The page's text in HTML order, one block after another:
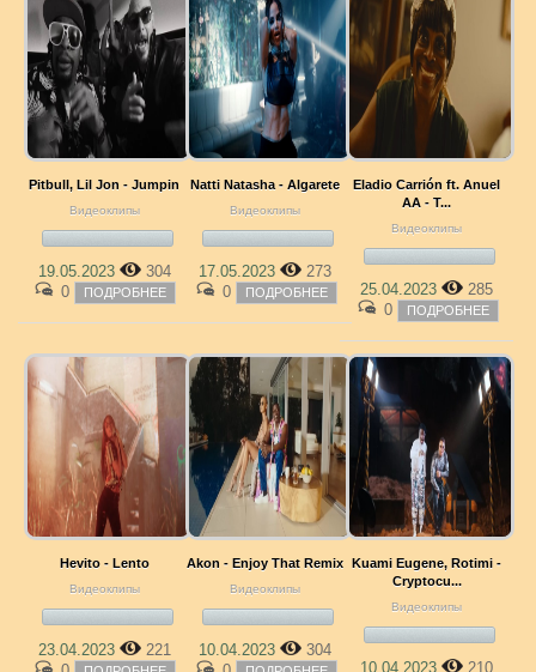
Pitbull, Lil Jon - Jumpin
Видеоклипы
19.05.2023
304
0
ПОДРОБНЕЕ
Natti Natasha - Algarete
Видеоклипы
17.05.2023
273
0
ПОДРОБНЕЕ
Eladio Carrión ft. Anuel
AA - T...
Видеоклипы
25.04.2023
285
0
ПОДРОБНЕЕ
Hevito - Lento
Видеоклипы
23.04.2023
221
Akon - Enjoy That Remix
Видеоклипы
10.04.2023
304
Kuami Eugene, Rotimi -
Cryptocu...
Видеоклипы
10.04.2023 210